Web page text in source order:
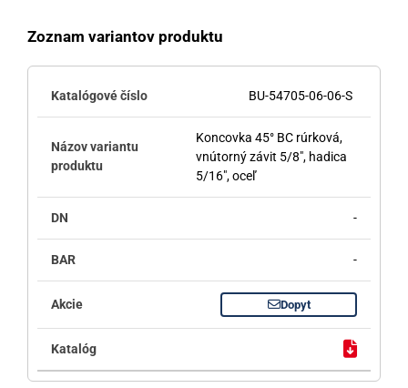
Zoznam variantov produktu
BU-54705-06-06-S
Koncovka 45° BC rúrková,
vnútorný závit 5/8", hadica
5/16", oceľ
-
-
Dopyt